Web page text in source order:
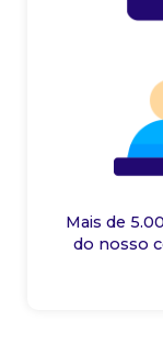
Mais de
do nosso